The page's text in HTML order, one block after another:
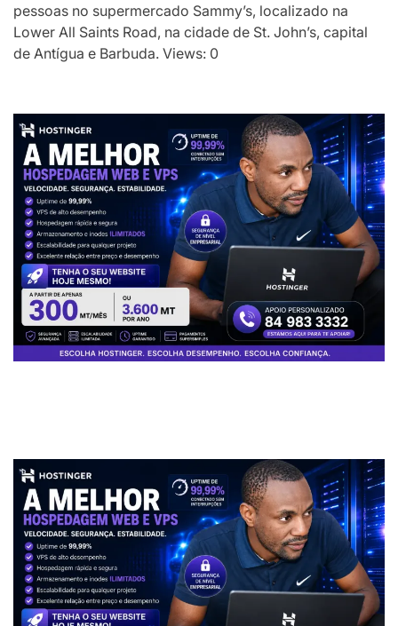
pessoas no supermercado Sammy’s, localizado na
Lower All Saints Road, na cidade de St. John’s, capital
de Antígua e Barbuda. Views: 0